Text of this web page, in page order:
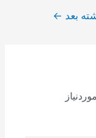
بعد ←